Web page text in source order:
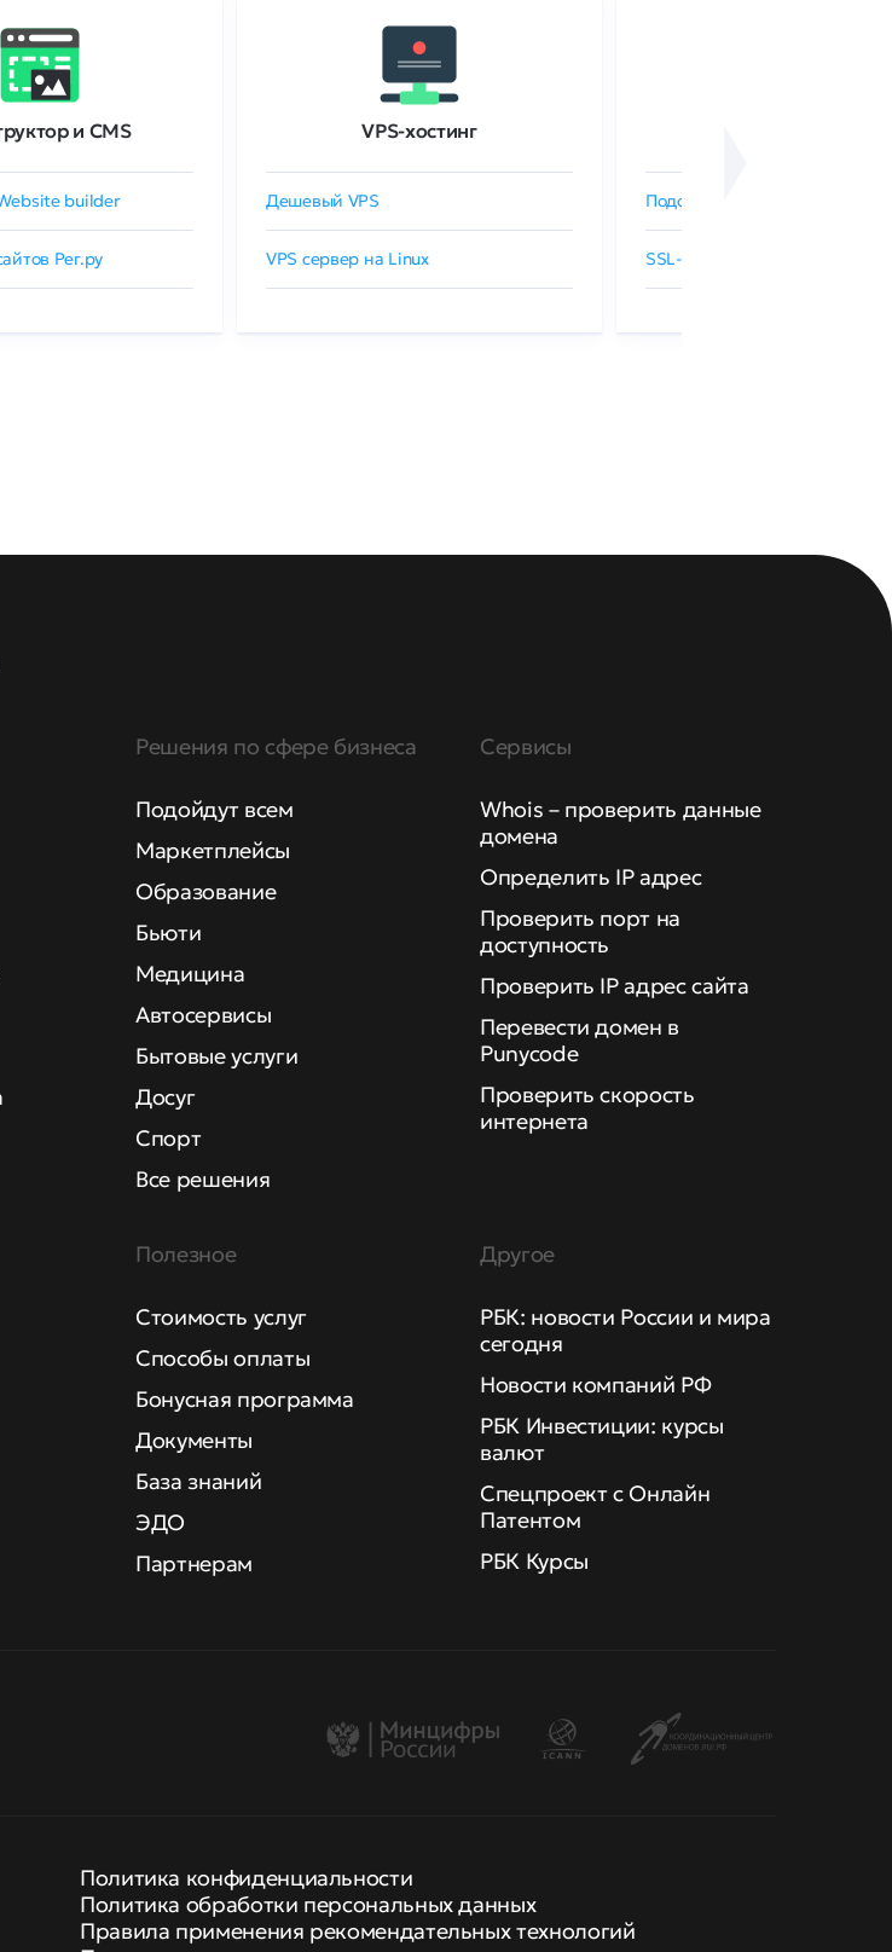
и CMS
builder
Рег.ру
VPS-хостинг
Дешевый VPS
VPS сервер на Linux
Подобрать SSL-сертификат
SSL-сертификаты GlobalSign
Решения по сфере бизнеса
Подойдут всем
Маркетплейсы
Образование
Бьюти
Медицина
Автосервисы
Бытовые услуги
Досуг
Спорт
Все решения
Сервисы
Whois – проверить данные
домена
Определить IP адрес
Проверить порт на
доступность
Проверить IP адрес сайта
Перевести домен в
Punycode
Проверить скорость
интернета
Полезное
Стоимость услуг
Способы оплаты
Бонусная программа
Документы
База знаний
ЭДО
Партнерам
Другое
РБК: новости России и мира
сегодня
Новости компаний РФ
РБК Инвестиции: курсы
валют
Спецпроект с Онлайн
Патентом
РБК Курсы
Политика конфиденциальности
Политика обработки персональных данных
Правила применения рекомендательных технологий